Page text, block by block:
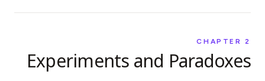
المجتمعات
من نحن
CHAPTER 2
Experiments and Paradoxes